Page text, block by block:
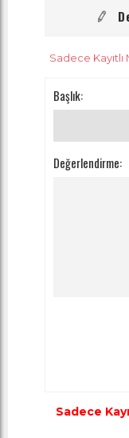
Sadece
Başlık:
Değerlendirme:
Sadece